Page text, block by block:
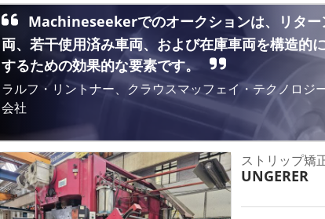
Machineseekerでのオークションは、リター
両、若干使用済み車両、および在庫車両を構造的
するための効果的な要素です。
ラルフ・リントナー、クラウスマッフェイ・テクノロジ
会社
ストリップ矯
UNGERER